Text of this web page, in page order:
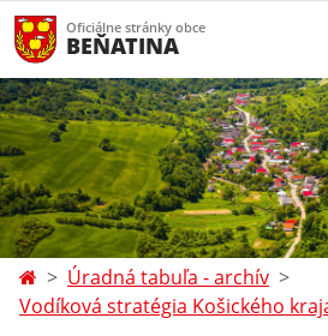
Oficiálne stránky obce
BEŇATINA
Úradná tabuľa - archív
Vodíková stratégia Košického